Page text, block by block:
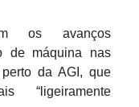
os avanços
de máquina nas
da AGI, que
“ligeiramente